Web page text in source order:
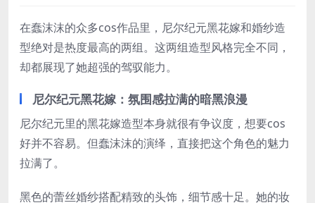
在蠢沫沫的众多cos作品里，尼尔纪元黑花嫁和婚纱造
型绝对是热度最高的两组。这两组造型风格完全不同，
却都展现了她超强的驾驭能力。
尼尔纪元黑花嫁：氛围感拉满的暗黑浪漫
尼尔纪元里的黑花嫁造型本身就很有争议度，想要cos
好并不容易。但蠢沫沫的演绎，直接把这个角色的魅力
拉满了。
黑色的蕾丝婚纱搭配精致的头饰，细节感十足。她的妆